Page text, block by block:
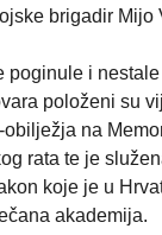
brigadir Mijo
poginule i
položeni su
na
rata te je
koje je u
akademija.